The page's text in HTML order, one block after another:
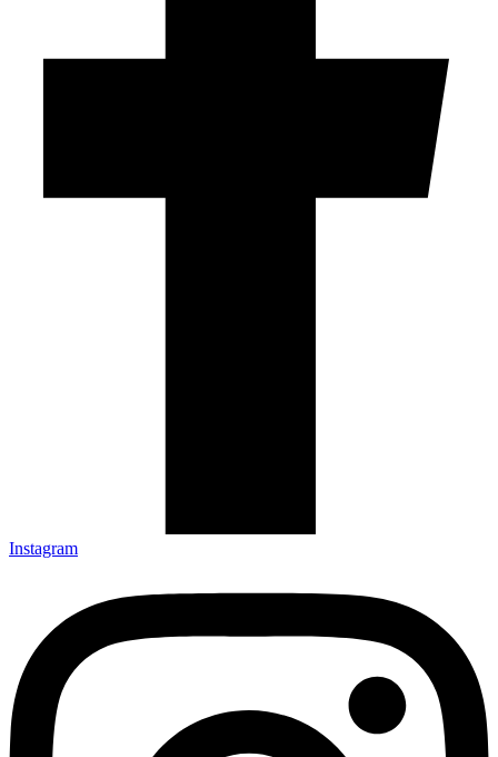
Instagram